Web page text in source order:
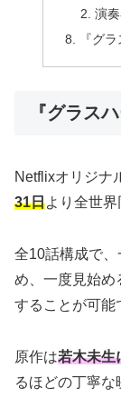
演
『グ
『グラス
Netflixオリジナ
31日より全世界
全10話構成で
め、一度見始め
することが可能
原作は若木未生
るほどの丁寧な